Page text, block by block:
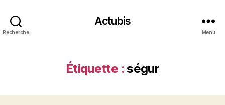
Recherche
Actubis
Menu
Étiquette :ségur